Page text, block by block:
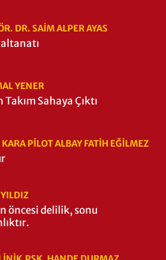
DR. SAIM ALPER AYAS
YENER
Sahaya Çıktı
PILOT ALBAY FATIH EĞİLMEZ
öncesi delilik, sonu